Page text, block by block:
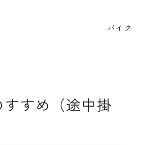
バイク
MT０７ PCX RAMMOUNT
すめ（途中掛